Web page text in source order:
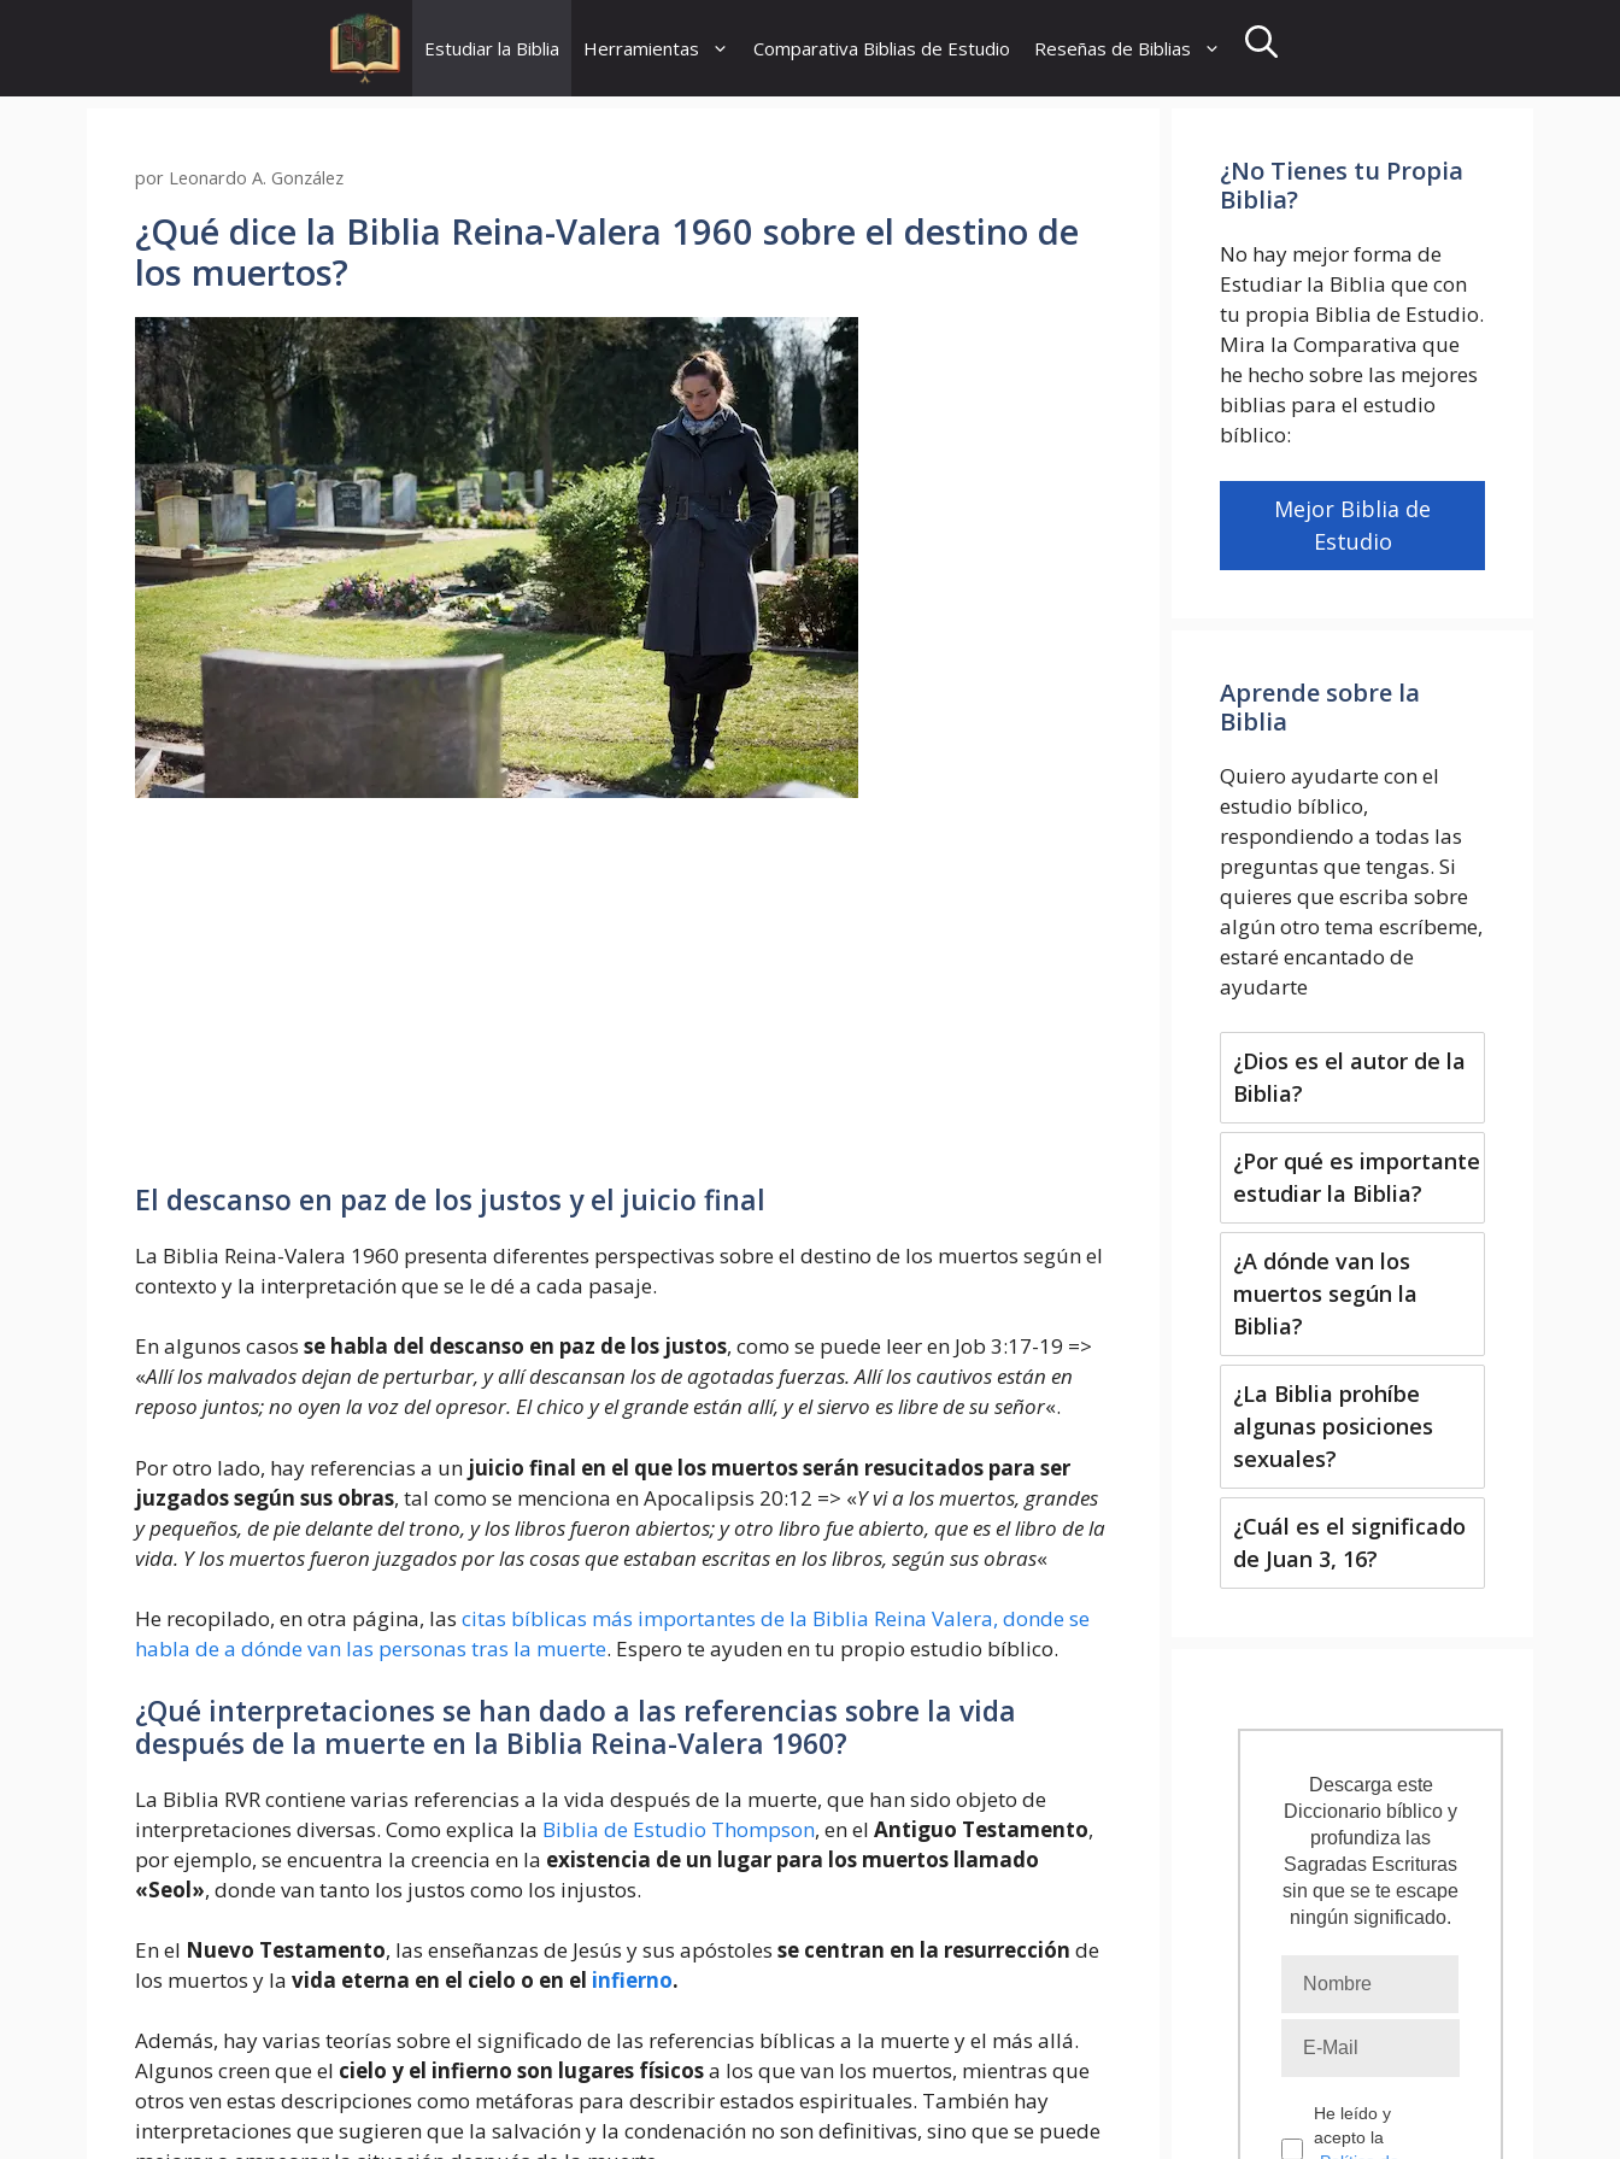
Estudiar la Biblia Herramientas Comparativa Biblias de Estudio Reseñas de Biblias
por Leonardo A. González
¿Qué dice la Biblia Reina-Valera 1960 sobre el destino de
los muertos?
El descanso en paz de los justos y el juicio final
La Biblia Reina-Valera 1960 presenta diferentes perspectivas sobre el destino de los muertos según el
contexto y la interpretación que se le dé a cada pasaje.
En algunos casos se habla del descanso en paz de los justos, como se puede leer en Job 3:17-19 =>
«Allí los malvados dejan de perturbar, y allí descansan los de agotadas fuerzas. Allí los cautivos están en
reposo juntos; no oyen la voz del opresor. El chico y el grande están allí, y el siervo es libre de su señor«.
Por otro lado, hay referencias a un juicio final en el que los muertos serán resucitados para ser
juzgados según sus obras, tal como se menciona en Apocalipsis 20:12 => «Y vi a los muertos, grandes
y pequeños, de pie delante del trono, y los libros fueron abiertos; y otro libro fue abierto, que es el libro de la
vida. Y los muertos fueron juzgados por las cosas que estaban escritas en los libros, según sus obras«
He recopilado, en otra página, las citas bíblicas más importantes de la Biblia Reina Valera, donde se
habla de a dónde van las personas tras la muerte. Espero te ayuden en tu propio estudio bíblico.
¿Qué interpretaciones se han dado a las referencias sobre la vida
después de la muerte en la Biblia Reina-Valera 1960?
La Biblia RVR contiene varias referencias a la vida después de la muerte, que han sido objeto de
interpretaciones diversas. Como explica la Biblia de Estudio Thompson, en el Antiguo Testamento,
por ejemplo, se encuentra la creencia en la existencia de un lugar para los muertos llamado
«Seol», donde van tanto los justos como los injustos.
En el Nuevo Testamento, las enseñanzas de Jesús y sus apóstoles se centran en la resurrección de
los muertos y la vida eterna en el cielo o en el infierno.
Además, hay varias teorías sobre el significado de las referencias bíblicas a la muerte y el más allá.
Algunos creen que el cielo y el infierno son lugares físicosa los que van los muertos, mientras que
otros ven estas descripciones como metáforas para describir estados espirituales. También hay
interpretaciones que sugieren que la salvación y la condenación no son definitivas, sino que se puede
¿No Tienes tu Propia
Biblia?
No hay mejor forma de
Estudiar la Biblia que con
tu propia Biblia de Estudio.
Mira la Comparativa que
he hecho sobre las mejores
biblias para el estudio
bíblico:
Mejor Biblia de
Estudio
Aprende sobre la
Biblia
Quiero ayudarte con el
estudio bíblico,
respondiendo a todas las
preguntas que tengas. Si
quieres que escriba sobre
algún otro tema escríbeme,
estaré encantado de
ayudarte
¿Dios es el autor de la
Biblia?
¿Por qué es importante
estudiar la Biblia?
¿A dónde van los
muertos según la
Biblia?
¿La Biblia prohíbe
algunas posiciones
sexuales?
¿Cuál es el significado
de Juan 3, 16?
Descarga este
Diccionario bíblico y
profundiza las
Sagradas Escrituras
sin que se te escape
ningún significado.
He leído y
acepto la